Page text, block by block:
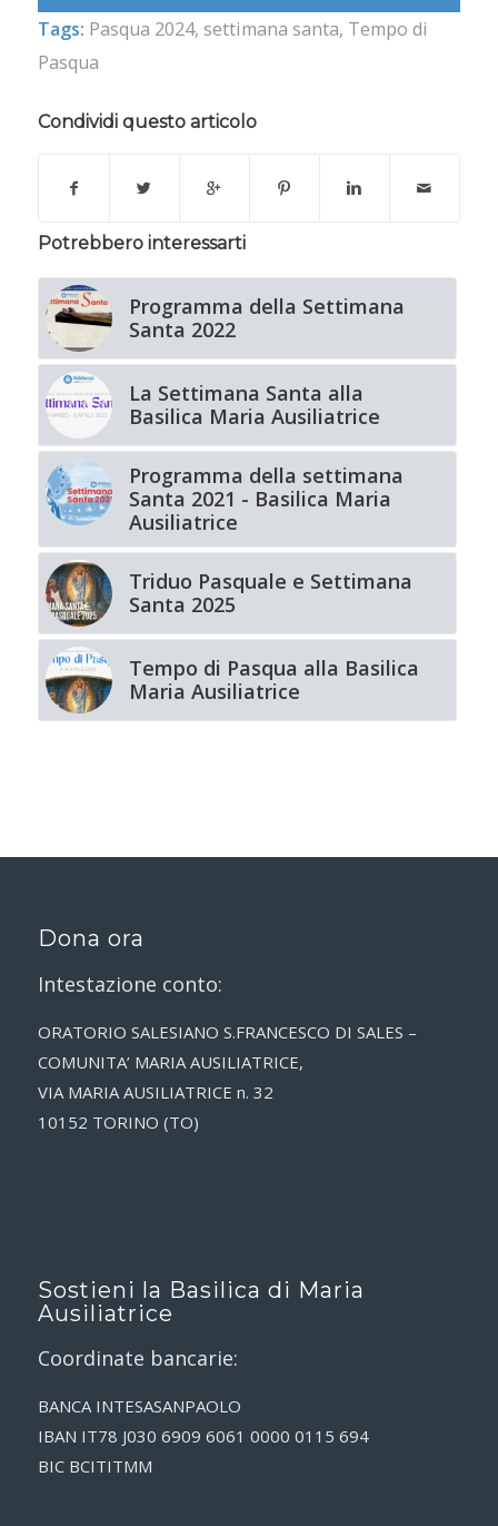
Tags: Pasqua 2024, settimana santa, Tempo di
Pasqua
Condividi questo articolo
Potrebbero interessarti
Programma della Settimana
Santa 2022
La Settimana Santa alla
Basilica Maria Ausiliatrice
Programma della settimana
Santa 2021 - Basilica Maria
Ausiliatrice
Triduo Pasquale e Settimana
Santa 2025
Tempo di Pasqua alla Basilica
Maria Ausiliatrice
Dona ora
Intestazione conto:
ORATORIO SALESIANO S.FRANCESCO DI SALES –
COMUNITA’ MARIA AUSILIATRICE,
VIA MARIA AUSILIATRICE n. 32
10152 TORINO (TO)
Sostieni la Basilica di Maria
Ausiliatrice
Coordinate bancarie:
BANCA INTESASANPAOLO
IBAN IT78 J030 6909 6061 0000 0115 694
BIC BCITITMM